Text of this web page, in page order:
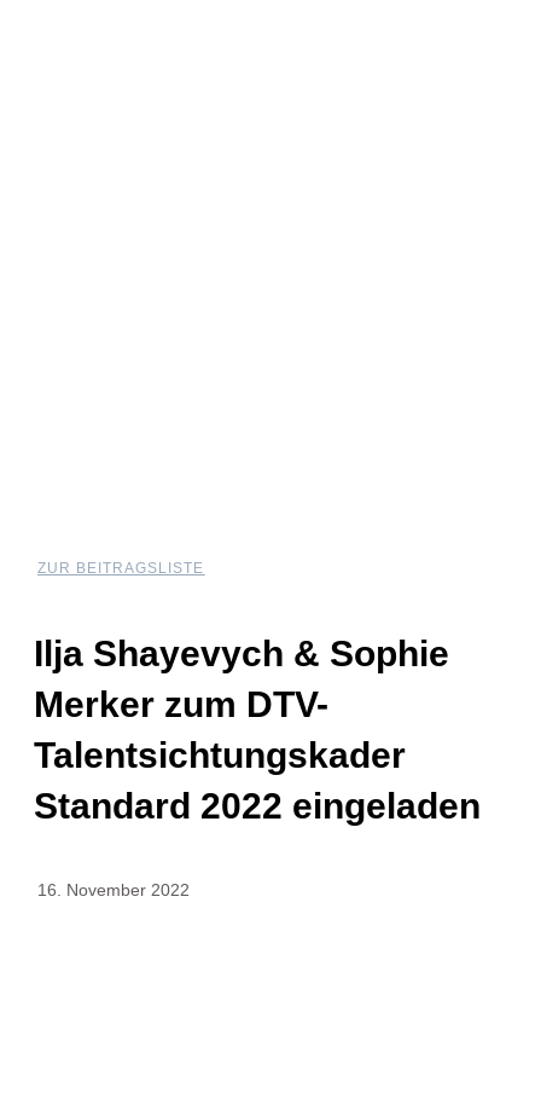
ZUR BEITRAGSLISTE
Ilja Shayevych & Sophie
Merker zum DTV-
Talentsichtungskader
Standard 2022 eingeladen
16. November 2022